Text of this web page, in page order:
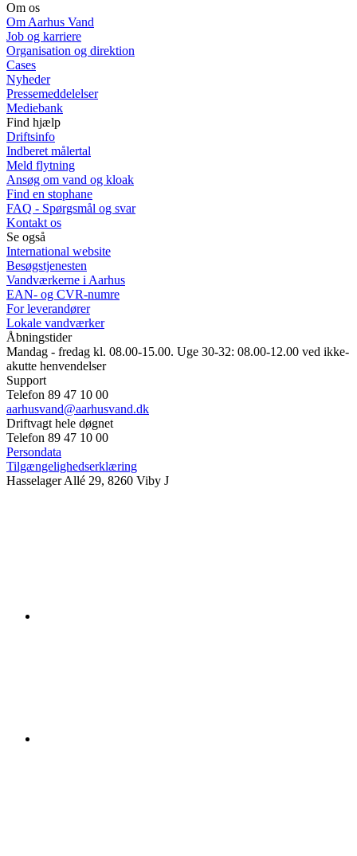
Om os
Om Aarhus Vand
Job og karriere
Organisation og direktion
Cases
Nyheder
Pressemeddelelser
Mediebank
Find hjælp
Driftsinfo
Indberet målertal
Meld flytning
Ansøg om vand og kloak
Find en stophane
FAQ - Spørgsmål og svar
Kontakt os
Se også
International website
Besøgstjenesten
Vandværkerne i Aarhus
EAN- og CVR-numre
For leverandører
Lokale vandværker
Åbningstider
Mandag - fredag kl. 08.00-15.00. Uge 30-32: 08.00-12.00 ved ikke-
akutte henvendelser
Support
Telefon 89 47 10 00
aarhusvand@aarhusvand.dk
Driftvagt hele døgnet
Telefon 89 47 10 00
Persondata
Tilgængelighedserklæring
Hasselager Allé 29, 8260 Viby J